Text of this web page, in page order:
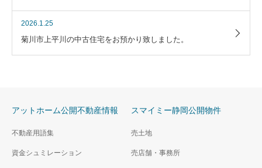
2026.1.25
菊川市上平川の中古住宅をお預かり致しました。
アットホーム公開不動産情報
不動産用語集
資金シュミレーション
スマイミー静岡公開物件
売土地
売店舗・事務所